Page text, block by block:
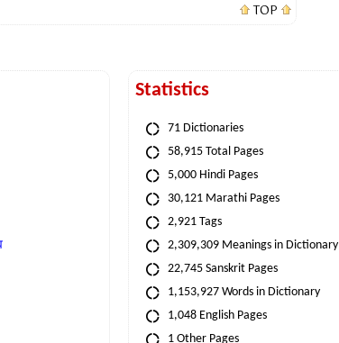
TOP
Statistics
71 Dictionaries
58,915 Total Pages
5,000 Hindi Pages
30,121 Marathi Pages
2,921 Tags
2,309,309 Meanings in Dictionary
22,745 Sanskrit Pages
1,153,927 Words in Dictionary
1,048 English Pages
1 Other Pages